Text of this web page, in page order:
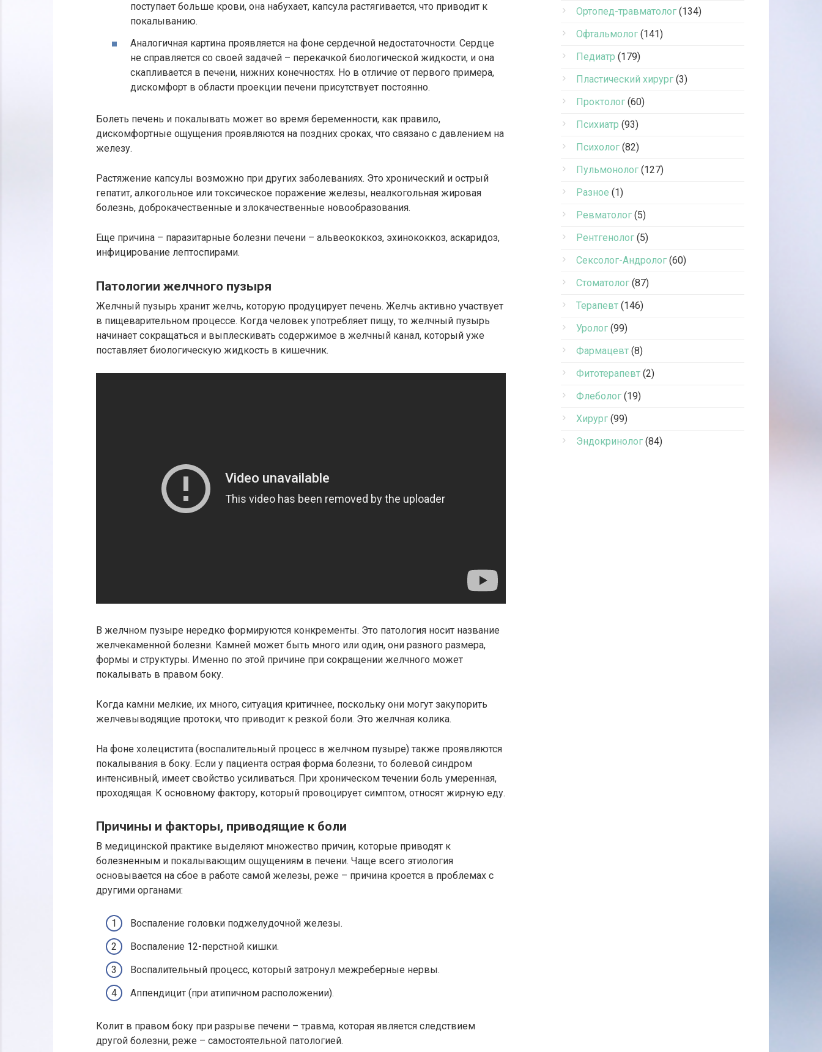
поступает больше крови, она набухает, капсула растягивается, что приводит к
покалыванию.
Аналогичная картина проявляется на фоне сердечной недостаточности. Сердце
не справляется со своей задачей – перекачкой биологической жидкости, и она
скапливается в печени, нижних конечностях. Но в отличие от первого примера,
дискомфорт в области проекции печени присутствует постоянно.
Болеть печень и покалывать может во время беременности, как правило,
дискомфортные ощущения проявляются на поздних сроках, что связано с давлением на
железу.
Растяжение капсулы возможно при других заболеваниях. Это хронический и острый
гепатит, алкогольное или токсическое поражение железы, неалкогольная жировая
болезнь, доброкачественные и злокачественные новообразования.
Еще причина – паразитарные болезни печени – альвеококкоз, эхинококкоз, аскаридоз,
инфицирование лептоспирами.
Патологии желчного пузыря
Желчный пузырь хранит желчь, которую продуцирует печень. Желчь активно участвует
в пищеварительном процессе. Когда человек употребляет пищу, то желчный пузырь
начинает сокращаться и выплескивать содержимое в желчный канал, который уже
поставляет биологическую жидкость в кишечник.
В желчном пузыре нередко формируются конкременты. Это патология носит название
желчекаменной болезни. Камней может быть много или один, они разного размера,
формы и структуры. Именно по этой причине при сокращении желчного может
покалывать в правом боку.
Когда камни мелкие, их много, ситуация критичнее, поскольку они могут закупорить
желчевыводящие протоки, что приводит к резкой боли. Это желчная колика.
На фоне холецистита (воспалительный процесс в желчном пузыре) также проявляются
покалывания в боку. Если у пациента острая форма болезни, то болевой синдром
интенсивный, имеет свойство усиливаться. При хроническом течении боль умеренная,
проходящая. К основному фактору, который провоцирует симптом, относят жирную еду.
Причины и факторы, приводящие к боли
В медицинской практике выделяют множество причин, которые приводят к
болезненным и покалывающим ощущениям в печени. Чаще всего этиология
основывается на сбое в работе самой железы, реже – причина кроется в проблемах с
другими органами:
Воспаление головки поджелудочной железы.
Воспаление 12-перстной кишки.
Воспалительный процесс, который затронул межреберные нервы.
Аппендицит (при атипичном расположении).
Колит в правом боку при разрыве печени – травма, которая является следствием
другой болезни, реже – самостоятельной патологией.
Ортопед-травматолог (134)
Офтальмолог (141)
Педиатр (179)
Пластический хирург (3)
Проктолог (60)
Психиатр (93)
Психолог (82)
Пульмонолог (127)
Разное (1)
Ревматолог (5)
Рентгенолог (5)
Сексолог-Андролог (60)
Стоматолог (87)
Терапевт (146)
Уролог (99)
Фармацевт (8)
Фитотерапевт (2)
Флеболог (19)
Хирург (99)
Эндокринолог (84)